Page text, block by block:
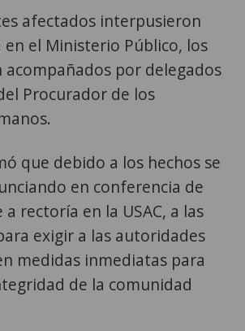
afectados interpusieron
en el Ministerio Público, los
acompañados por delegados
Procurador de los
que debido a los hechos se
en conferencia de
rectoría en la USAC, a las
exigir a las autoridades
medidas inmediatas para
de la comunidad